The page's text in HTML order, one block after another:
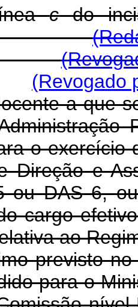
cdo
(Revogado
a que
o exercício
Direção e
ou DAS 6,
cargo
ao
previsto
para o